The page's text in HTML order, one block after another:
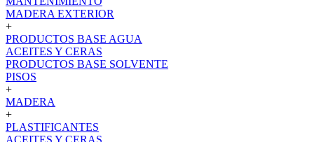
MADERA EXTERIOR
+
PRODUCTOS BASE AGUA
ACEITES Y CERAS
PRODUCTOS BASE SOLVENTE
PISOS
+
MADERA
+
PLASTIFICANTES
ACEITES Y CERAS